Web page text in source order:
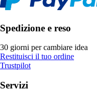
Spedizione e reso
30 giorni per cambiare idea
Restituisci il tuo ordine
Trustpilot
Servizi